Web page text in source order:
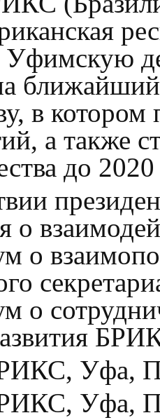
Уфимскую
в котором
а также
до 2020
о
о
о